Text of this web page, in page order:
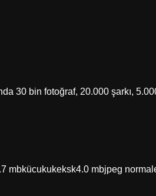
30 bin fotoğraf, 20.000 şarkı,
mbkücukukeksk4.0 mbjpeg